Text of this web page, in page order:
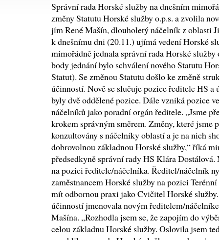
Správní rada Horské služby na dnešním
změny Statutu Horské služby o.p.s. a zvolila
jím René Mašín, dlouholetý náčelník z oblasti
k dnešnímu dni (20.11.) ujímá vedení Horské
mimořádně jednala správní rada Horské
body jednání bylo schválení nového Statutu
Statut). Se změnou Statutu došlo ke změně
účinností. Nově se slučuje pozice ředitele HS
byly dvě oddělené pozice. Dále vzniká pozice
náčelníků jako poradní orgán ředitele. „Jsme
krokem správným směrem. Změny, které jsme
konzultovány s náčelníky oblastí a je na nich
dobrovolnou základnou Horské služby,“ říká
předsedkyně správní rady HS Klára
na pozici ředitele/náčelníka. Ředitel/náčelník
zaměstnancem Horské služby na pozici
mít odbornou praxi jako Cvičitel Horské
účinností jmenovala novým ředitelem/
Mašína. „Rozhodla jsem se, že zapojím do
celou základnu Horské služby. Oslovila jsem